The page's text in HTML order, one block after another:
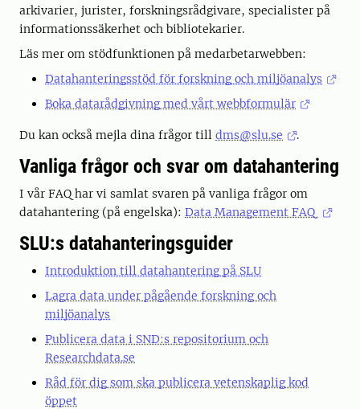
arkivarier, jurister, forskningsrådgivare, specialister på
informationssäkerhet och bibliotekarier.
Läs mer om stödfunktionen på medarbetarwebben:
Datahanteringsstöd för forskning och miljöanalys
Boka datarådgivning med vårt webbformulär
Du kan också mejla dina frågor till dms@slu.se .
Vanliga frågor och svar om datahantering
I vår FAQ har vi samlat svaren på vanliga frågor om
datahantering (på engelska): Data Management FAQ
SLU:s datahanteringsguider
Introduktion till datahantering på SLU
Lagra data under pågående forskning och
miljöanalys
Publicera data i SND:s repositorium och
Researchdata.se
Råd för dig som ska publicera vetenskaplig kod
öppet